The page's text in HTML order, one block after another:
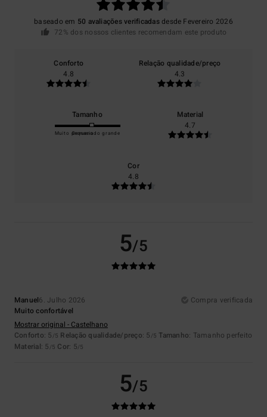
baseado em 50 avaliações verificadasdesde Fevereiro 2026
72% dos nossos clientes recomendam este produto
Conforto
4.8
Relação qualidade/preço
4.3
Tamanho
Muito pequeno
Demasiado grande
Material
4.7
Cor
4.8
5/5
Manuel6. Julho 2026
Compra verificada
Muito confortável
Mostrar original - Castelhano
Conforto: 5 /5 Relação qualidade/preço: 5 /5 Tamanho: Tamanho perfeito
Material: 5 /5 Cor: 5/5
5/5